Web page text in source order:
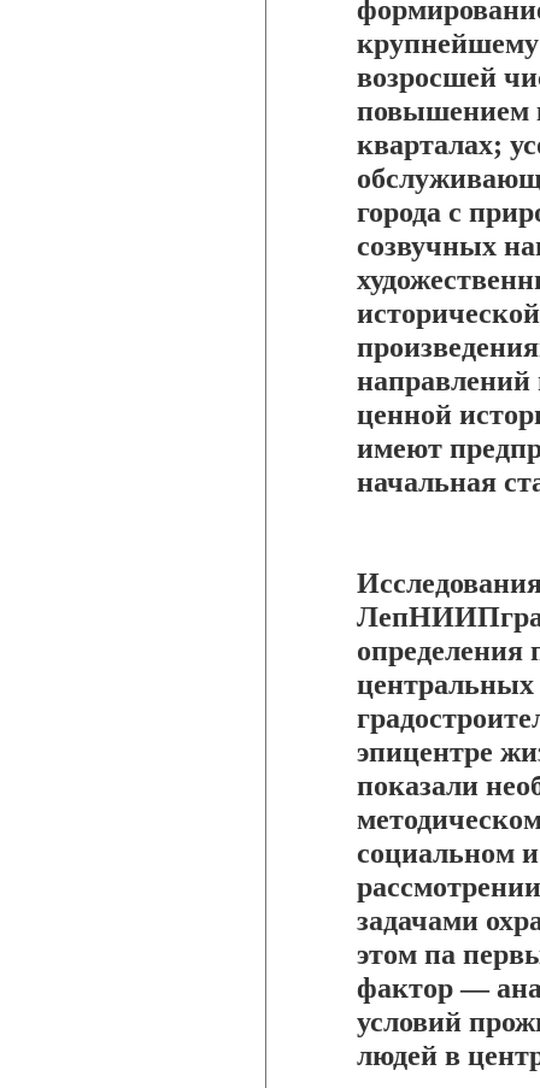
крупнейшему
возросшей
повышением
кварталах;
города с
созвучных
направлений
ценной
имеют
начальная
определения
эпицентре
показали
социальном
задачами
этом па
фактор —
условий
людей в